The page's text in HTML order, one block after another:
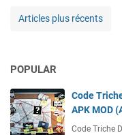
Articles plus récents
POPULAR
Code
APK MOD
Code Triche